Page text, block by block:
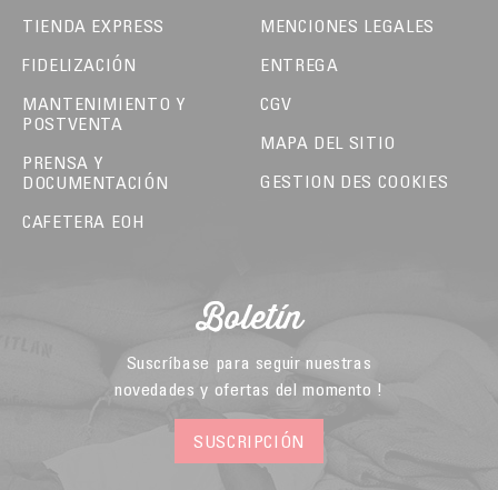
TIENDA EXPRESS
FIDELIZACIÓN
MANTENIMIENTO Y
POSTVENTA
PRENSA Y
DOCUMENTACIÓN
CAFETERA EOH
MENCIONES LEGALES
ENTREGA
CGV
MAPA DEL SITIO
GESTION DES COOKIES
Boletín
Suscríbase para seguir nuestras
novedades y ofertas del momento !
SUSCRIPCIÓN